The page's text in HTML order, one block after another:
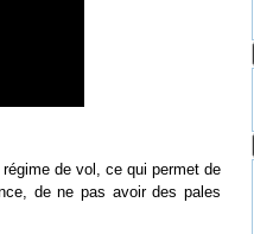
de vol, ce qui permet de
de ne pas avoir des pales